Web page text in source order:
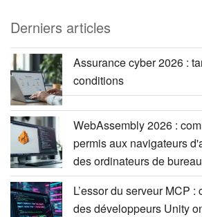
Derniers articles
Assurance cyber 2026 :
conditions
WebAssembly 2026 :
permis aux navigateurs
des ordinateurs de bureau
L’essor du serveur MCP
des développeurs Unity